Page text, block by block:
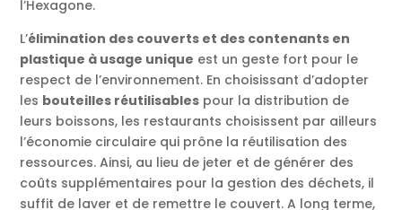
l’Hexagone.
L’élimination des couverts et des contenants en
plastique à usage unique est un geste fort pour le
respect de l’environnement. En choisissant d’adopter
les bouteilles réutilisables pour la distribution de
leurs boissons, les restaurants choisissent par ailleurs
l’économie circulaire qui prône la réutilisation des
ressources. Ainsi, au lieu de jeter et de générer des
coûts supplémentaires pour la gestion des déchets, il
suffit de laver et de remettre le couvert. A long terme,